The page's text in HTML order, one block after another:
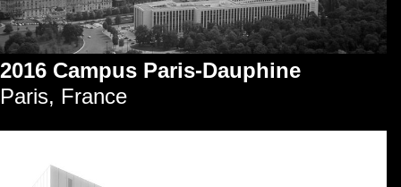
2016 Campus Paris-Dauphine
Paris, France